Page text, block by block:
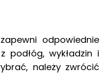
odpowiednie
wykładzin i
należy zwrócić